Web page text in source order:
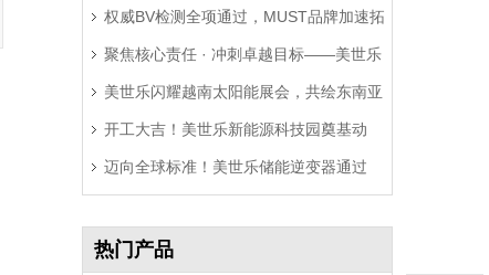
年中营销工作会议
权威BV检测全项通过，MUST品牌加速拓
局拉美市场
聚焦核心责任 · 冲刺卓越目标——美世乐
2025年中会议圆满举行
美世乐闪耀越南太阳能展会，共绘东南亚
绿色能源新图景
开工大吉！美世乐新能源科技园奠基动
工，迈向全球绿色智造新征程
迈向全球标准！美世乐储能逆变器通过
热门产品